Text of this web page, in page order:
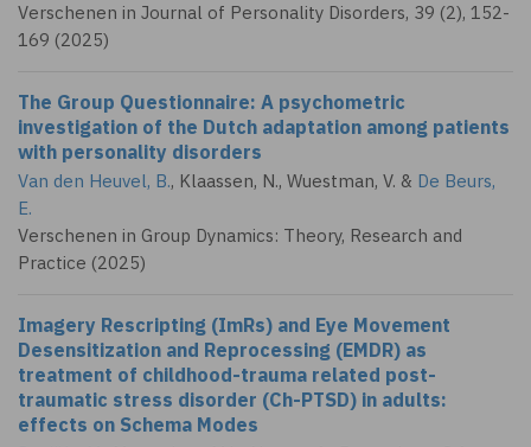
Verschenen in Journal of Personality Disorders, 39 (2), 152-
169 (2025)
The Group Questionnaire: A psychometric
investigation of the Dutch adaptation among patients
with personality disorders
Van den Heuvel, B., Klaassen, N., Wuestman, V. & De Beurs,
E.
Verschenen in Group Dynamics: Theory, Research and
Practice (2025)
Imagery Rescripting (ImRs) and Eye Movement
Desensitization and Reprocessing (EMDR) as
treatment of childhood-trauma related post-
traumatic stress disorder (Ch-PTSD) in adults:
effects on Schema Modes